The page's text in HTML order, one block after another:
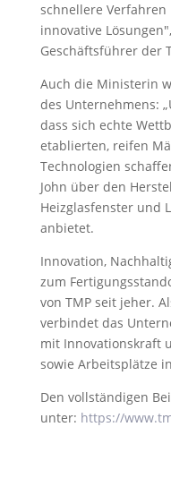
schnellere
innovative
Geschäftsführer der
Auch die Ministerin
des Unternehmens:
dass sich echte
etablierten, reifen
Technologien
John über den
Heizglasfenster und
anbietet.
Innovation,
zum
von TMP seit jeher.
verbindet das
mit Innovationskraft
sowie Arbeitsplätze
Den vollständigen
unter: https://